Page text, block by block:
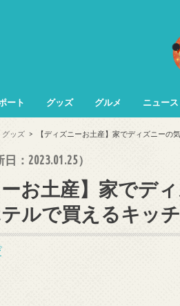
ート グッズ グルメ ニュース
グッズ 【ディズニーお土産】家でディズニーの
： 2023.01.25）
ーお土産】家でデ
ルで買えるキッ